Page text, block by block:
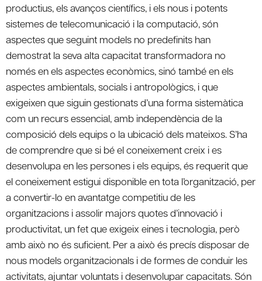
productius, els avanços científics, i els nous i potents
sistemes de telecomunicació i la computació, són
aspectes que seguint models no predefinits han
demostrat la seva alta capacitat transformadora no
només en els aspectes econòmics, sinó també en els
aspectes ambientals, socials i antropològics, i que
exigeixen que siguin gestionats d’una forma sistemàtica
com un recurs essencial, amb independència de la
composició dels equips o la ubicació dels mateixos. S’ha
de comprendre que si bé el coneixement creix i es
desenvolupa en les persones i els equips, és requerit que
el coneixement estigui disponible en tota l’organització, per
a convertir-lo en avantatge competitiu de les
organitzacions i assolir majors quotes d’innovació i
productivitat, un fet que exigeix eines i tecnologia, però
amb això no és suficient. Per a això és precís disposar de
nous models organitzacionals i de formes de conduir les
activitats, ajuntar voluntats i desenvolupar capacitats. Són